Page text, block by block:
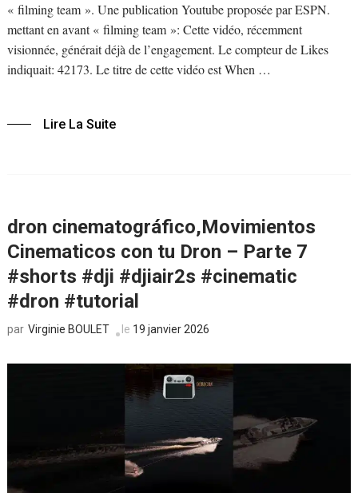
« filming team ». Une publication Youtube proposée par ESPN.
mettant en avant « filming team »: Cette vidéo, récemment
visionnée, générait déjà de l’engagement. Le compteur de Likes
indiquait: 42173. Le titre de cette vidéo est When …
Lire La Suite
dron cinematográfico,Movimientos
Cinematicos con tu Dron – Parte 7
#shorts #dji #djiair2s #cinematic
#dron #tutorial
par Virginie BOULET le 19 janvier 2026